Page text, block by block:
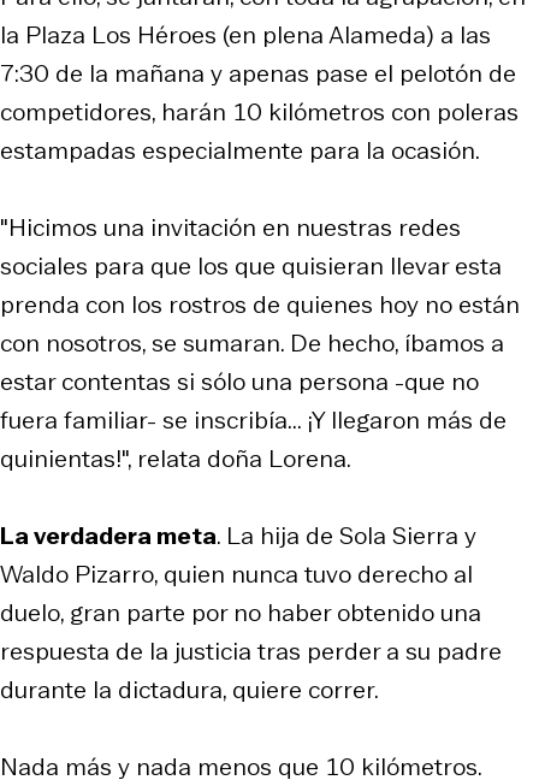
la Plaza Los Héroes (en plena Alameda) a las
7:30 de la mañana y apenas pase el pelotón de
competidores, harán 10 kilómetros con poleras
estampadas especialmente para la ocasión.
"Hicimos una invitación en nuestras redes
sociales para que los que quisieran llevar esta
prenda con los rostros de quienes hoy no están
con nosotros, se sumaran. De hecho, íbamos a
estar contentas si sólo una persona -que no
fuera familiar- se inscribía... ¡Y llegaron más de
quinientas!", relata doña Lorena.
La verdadera meta. La hija de Sola Sierra y
Waldo Pizarro, quien nunca tuvo derecho al
duelo, gran parte por no haber obtenido una
respuesta de la justicia tras perder a su padre
durante la dictadura, quiere correr.
Nada más y nada menos que 10 kilómetros.